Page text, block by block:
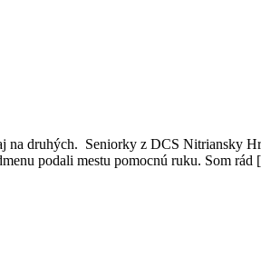
druhých. Seniorky z DCS Nitriansky
podali mestu pomocnú ruku. Som